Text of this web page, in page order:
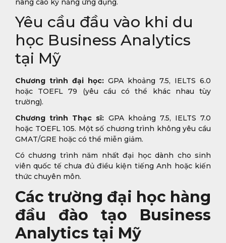
nâng cao kỹ năng ứng dụng.
Yêu cầu đầu vào khi du
học Business Analytics
tại Mỹ
Chương trình đại học: GPA khoảng 7.5, IELTS 6.0
hoặc TOEFL 79 (yêu cầu có thể khác nhau tùy
trường).
Chương trình Thạc sĩ: GPA khoảng 7.5, IELTS 7.0
hoặc TOEFL 105. Một số chương trình không yêu cầu
GMAT/GRE hoặc có thể miễn giảm.
Có chương trình năm nhất đại học dành cho sinh
viên quốc tế chưa đủ điều kiện tiếng Anh hoặc kiến
thức chuyên môn.
Các trường đại học hàng
đầu đào tạo Business
Analytics tại Mỹ